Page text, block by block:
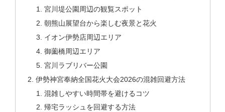
宮川堤公園周辺の観覧スポット
朝熊山展望台から楽しむ夜景と花火
イオン伊勢店周辺エリア
御薗橋周辺エリア
宮川ラブリバー公園
伊勢神宮奉納全国花火大会2026の混雑回避方法
混雑しやすい時間帯を避けるコツ
帰宅ラッシュを回避する方法